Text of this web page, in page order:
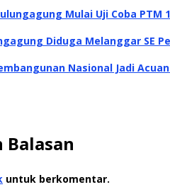
Mulai Uji Coba PTM
Diduga Melanggar SE
Nasional Jadi
untuk berkomentar.